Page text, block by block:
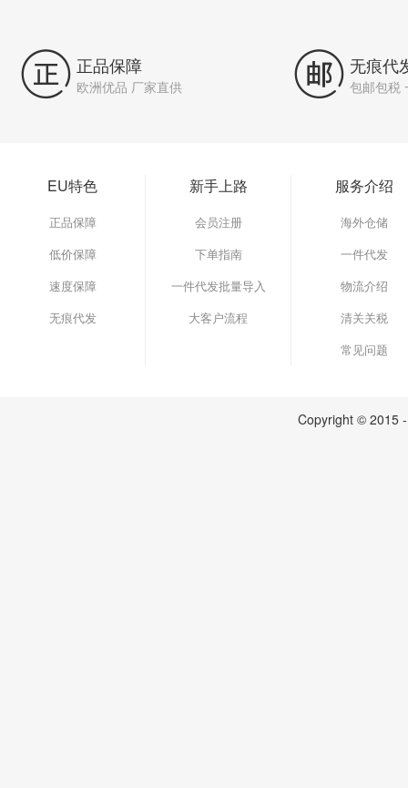
 正品保障
欧洲优品 厂家直供  无痕代
包邮包税
EU特色
正品保障
低价保障
速度保障
无痕代发
新手上路
会员注册
下单指南
一件代发批量导入
大客户流程
服务介绍
海外仓储
一件代发
物流介绍
清关关税
常见问题
Copyright © 2015